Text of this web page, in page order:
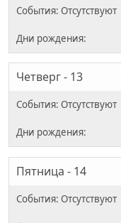
Четверг - 13
Пятница - 14